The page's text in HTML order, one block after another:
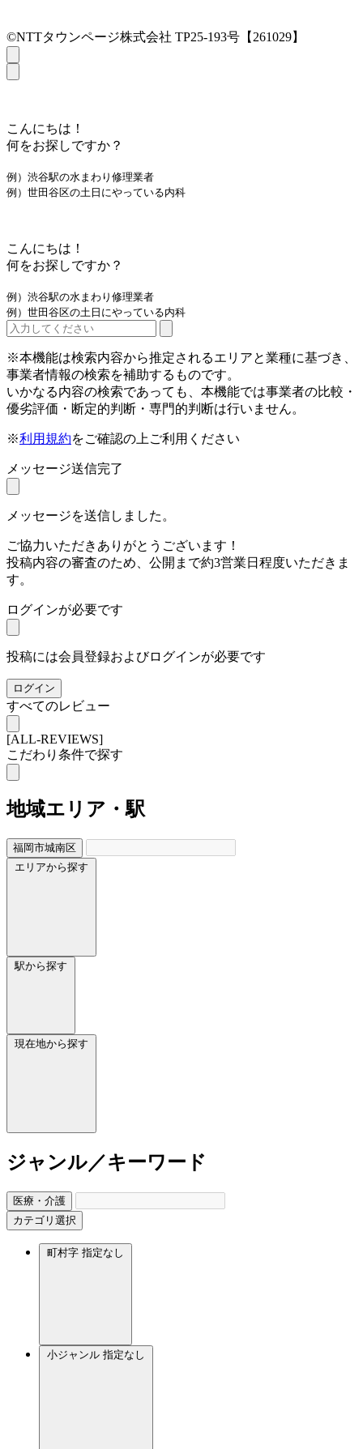
©NTTタウンページ株式会社 TP25-193号【261029】
こんにちは！
何をお探しですか？
例）渋谷駅の水まわり修理業者
例）世田谷区の土日にやっている内科
こんにちは！
何をお探しですか？
例）渋谷駅の水まわり修理業者
例）世田谷区の土日にやっている内科
※本機能は検索内容から推定されるエリアと業種に基づき、
事業者情報の検索を補助するものです。
いかなる内容の検索であっても、本機能では事業者の比較・
優劣評価・断定的判断・専門的判断は行いません。
※利用規約をご確認の上ご利用ください
メッセージ送信完了
メッセージを送信しました。
ご協力いただきありがとうございます！
投稿内容の審査のため、公開まで約3営業日程度いただきま
す。
ログインが必要です
投稿には会員登録およびログインが必要です
ログイン
すべてのレビュー
[ALL-REVIEWS]
こだわり条件で探す
地域エリア・駅
福岡市城南区
エリアから探す
駅から探す
現在地から探す
ジャンル／キーワード
医療・介護
カテゴリ選択
町村字 指定なし
小ジャンル 指定なし